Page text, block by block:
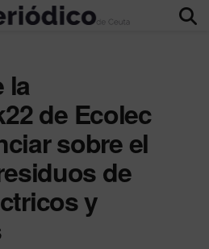
la
de Ecolec
sobre el
de
y